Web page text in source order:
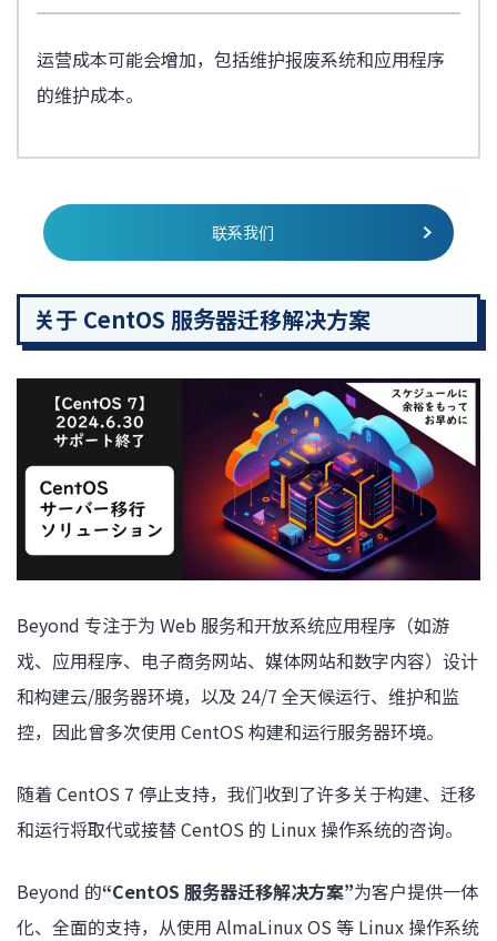
运营成本可能会增加，包括维护报废系统和应用程序
的维护成本。
联系我们
关于 CentOS 服务器迁移解决方案
Beyond 专注于为 Web 服务和开放系统应用程序（如游
戏、应用程序、电子商务网站、媒体网站和数字内容）设计
和构建云/服务器环境，以及 24/7 全天候运行、维护和监
控，因此曾多次使用 CentOS 构建和运行服务器环境。
随着 CentOS 7 停止支持，我们收到了许多关于构建、迁移
和运行将取代或接替 CentOS 的 Linux 操作系统的咨询。
Beyond 的“CentOS 服务器迁移解决方案”为客户提供一体
化、全面的支持，从使用 AlmaLinux OS 等 Linux 操作系统